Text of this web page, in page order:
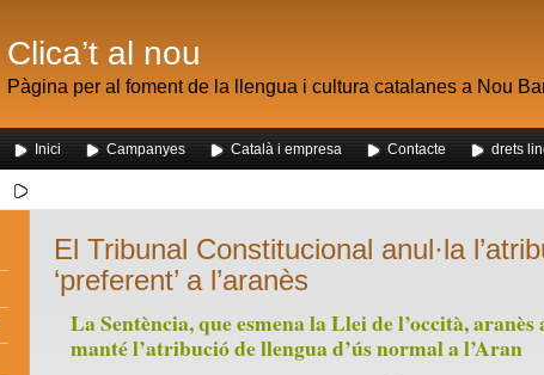
Clica’t al nou
Pàgina per al foment de la llengua i cultura catalanes a Nou
Inici Campanyes Català i empresa Contacte drets
El Tribunal Constitucional anul·la
‘preferent’ a l’aranès
La Sentència, que esmena la Llei de l’occità, aranès
manté l’atribució de llengua d’ús normal a l’Aran